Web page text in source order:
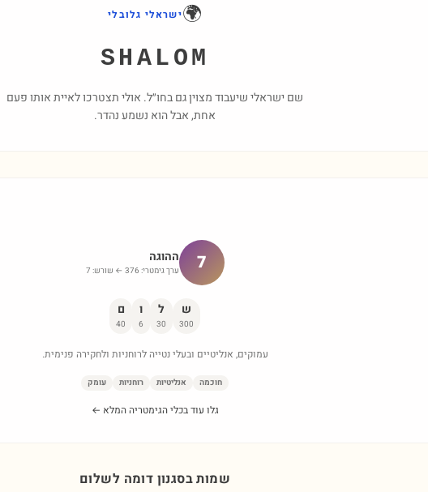
🌍ישראלי גלובלי
SHALOM
שם ישראלי שיעבוד מצוין גם בחו״ל. אולי תצטרכו לאיית אותו פעם
אחת, אבל הוא נשמע נהדר.
7 ההוגה
ערך גימטרי: 376 ← שורש: 7
ש
300
ל
30
ו
6
ם
40
עמוקים, אנליטיים ובעלי נטייה לרוחניות ולחקירה פנימית.
חוכמה אנליטיות רוחניות עומק
גלו עוד בכלי הגימטריה המלא ←
שמות בסגנון דומה לשלום